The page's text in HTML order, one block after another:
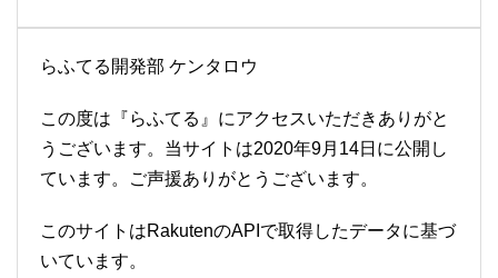
らふてる開発部 ケンタロウ
この度は『らふてる』にアクセスいただきありがと
うございます。当サイトは2020年9月14日に公開し
ています。ご声援ありがとうございます。
このサイトはRakutenのAPIで取得したデータに基づ
いています。